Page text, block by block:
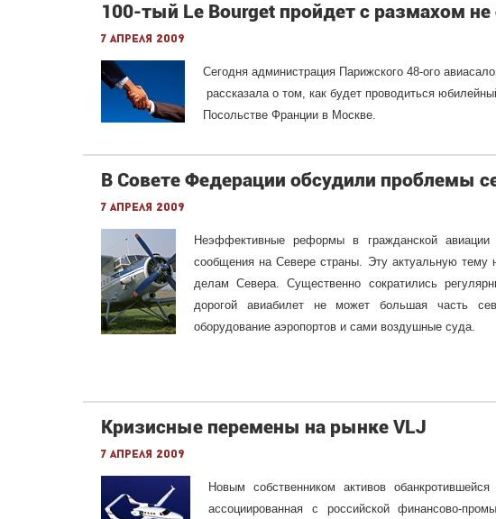
100-тый Le Bourget пройдет с размахом
7 апреля 2009
Сегодня администрация Парижского 48-ого
рассказала о том, как будет проводиться
Посольстве Франции в Москве.
В Совете Федерации обсудили проблемы
7 апреля 2009
Неэффективные реформы в гражданской
сообщения на Севере страны. Эту актуальную тему
делам Севера. Существенно сократились
дорогой авиабилет не может большая часть
оборудование аэропортов и сами воздушные суда.
Кризисные перемены на рынке VLJ
7 апреля 2009
Новым собственником активов
ассоциированная с российской финансово-